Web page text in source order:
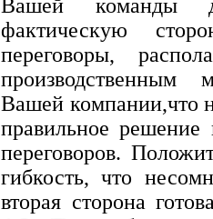
Вашей команды
фактическую
переговоры,
производственным
Вашей компании,что
правильное
переговоров.
гибкость, что
вторая сторона